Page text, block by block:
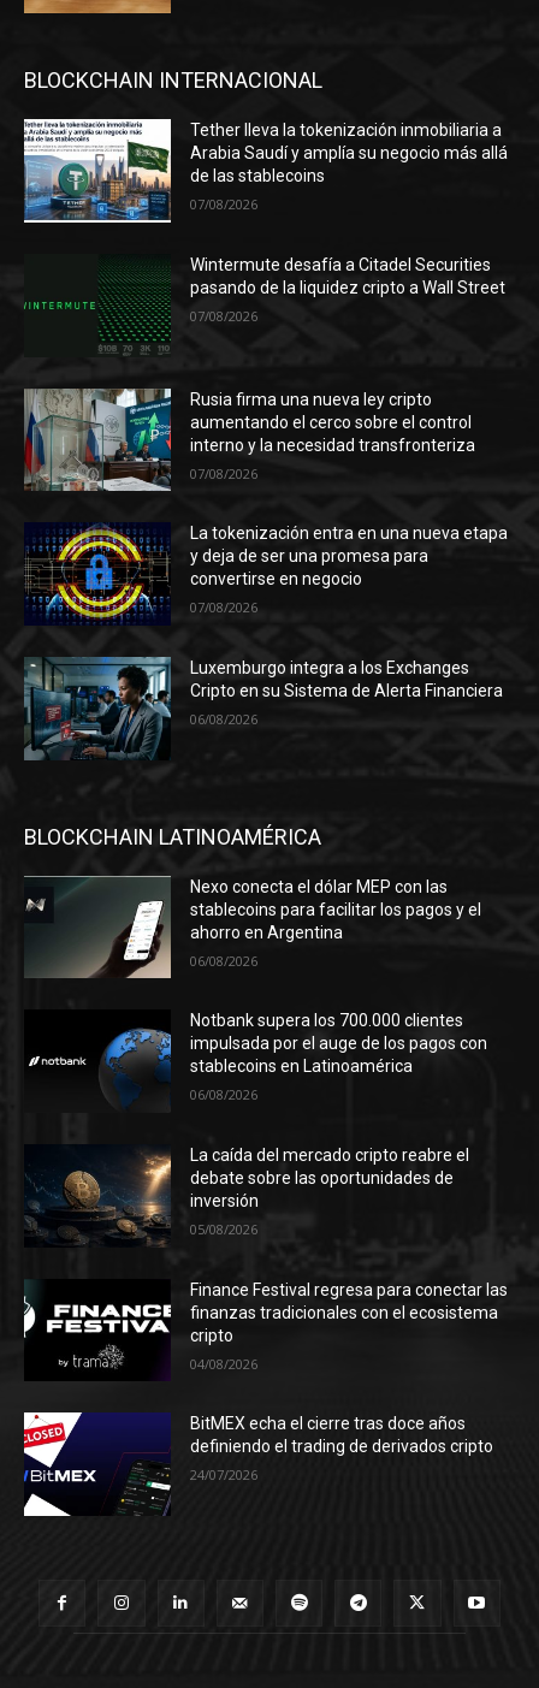
BLOCKCHAIN INTERNACIONAL
Tether lleva la tokenización inmobiliaria a
Arabia Saudí y amplía su negocio más allá
de las stablecoins
07/08/2026
Wintermute desafía a Citadel Securities
pasando de la liquidez cripto a Wall Street
07/08/2026
Rusia firma una nueva ley cripto
aumentando el cerco sobre el control
interno y la necesidad transfronteriza
07/08/2026
La tokenización entra en una nueva etapa
y deja de ser una promesa para
convertirse en negocio
07/08/2026
Luxemburgo integra a los Exchanges
Cripto en su Sistema de Alerta Financiera
06/08/2026
BLOCKCHAIN LATINOAMÉRICA
Nexo conecta el dólar MEP con las
stablecoins para facilitar los pagos y el
ahorro en Argentina
06/08/2026
Notbank supera los 700.000 clientes
impulsada por el auge de los pagos con
stablecoins en Latinoamérica
06/08/2026
La caída del mercado cripto reabre el
debate sobre las oportunidades de
inversión
05/08/2026
Finance Festival regresa para conectar las
finanzas tradicionales con el ecosistema
cripto
04/08/2026
BitMEX echa el cierre tras doce años
definiendo el trading de derivados cripto
24/07/2026